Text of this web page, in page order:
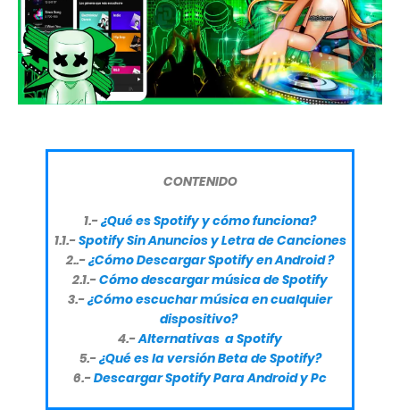
CONTENIDO
1.-¿Qué es Spotify y cómo funciona?
1.1.-Spotify Sin Anuncios y Letra de Canciones
2..-¿Cómo Descargar Spotify en Android ?
2.1.-Cómo descargar música de Spotify
3.-¿Cómo escuchar música en cualquier
dispositivo?
4.-Alternativas a Spotify
5.-¿Qué es la versión Beta de Spotify?
6.-Descargar Spotify Para Android y Pc